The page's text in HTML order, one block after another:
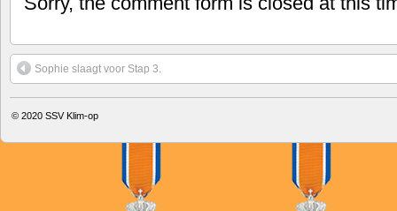
Sophie slaagt voor Stap 3.
© 2020 SSV Klim-op